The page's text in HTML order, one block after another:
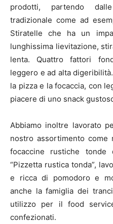
prodotti, partendo
tradizionale come ad
Stiratelle che ha un
lunghissima lievitazione,
lenta. Quattro fattori
leggero e ad alta
la pizza e la focaccia, con
piacere di uno snack
Abbiamo inoltre lavorato
nostro assortimento
focaccine rustiche
“Pizzetta rustica tonda”,
e ricca di pomodoro e
anche la famiglia dei
utilizzo per il food
confezionati.